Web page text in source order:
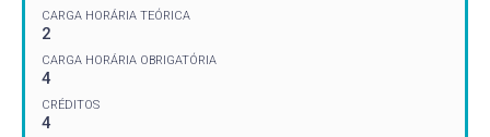
CARGA HORÁRIA TEÓRICA
2
CARGA HORÁRIA OBRIGATÓRIA
4
CRÉDITOS
4